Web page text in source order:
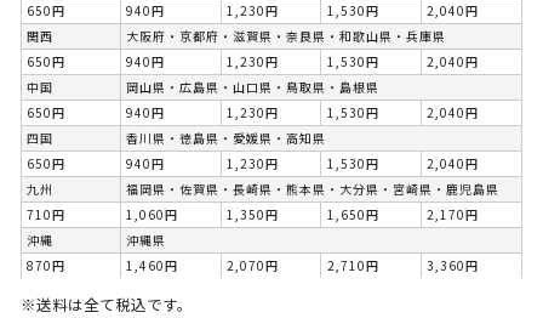
650円
940円 1,230円 1,530円
2,040円
関西
大阪府・京都府・滋賀県・奈良県・和歌山県・兵庫県
650円
940円 1,230円 1,530円
2,040円
中国
岡山県・広島県・山口県・鳥取県・島根県
650円
940円 1,230円 1,530円
2,040円
四国
香川県・徳島県・愛媛県・高知県
650円
940円 1,230円 1,530円
2,040円
九州
福岡県・佐賀県・長崎県・熊本県・大分県・宮崎県・鹿児島県
710円
1,060円 1,350円 1,650円
2,170円
沖縄
沖縄県
870円
1,460円 2,070円 2,710円 3,360円
※送料は全て税込です。